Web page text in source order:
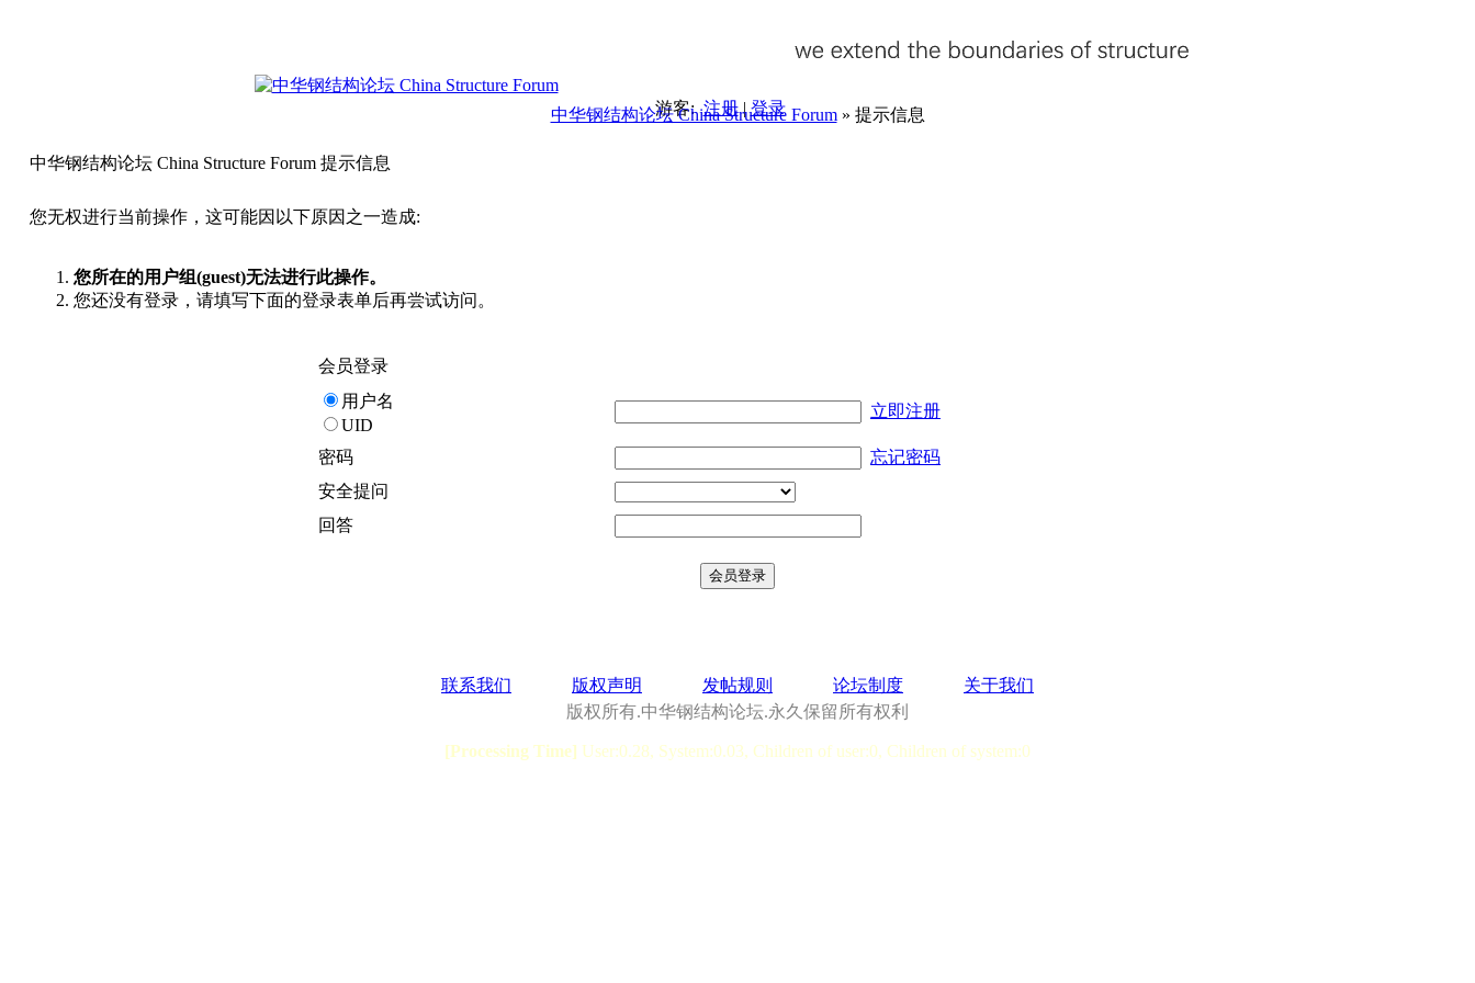
游客:注册|登录
中华钢结构论坛 China Structure Forum» 提示信息
中华钢结构论坛 China Structure Forum 提示信息
您无权进行当前操作，这可能因以下原因之一造成:
您所在的用户组(guest)无法进行此操作。
您还没有登录，请填写下面的登录表单后再尝试访问。
会员登录
用户名
UID
立即注册
密码
忘记密码
安全提问
回答
联系我们 版权声明 发帖规则 论坛制度
关于我们
版权所有.中华钢结构论坛.永久保留所有权利
[Processing Time] User:0.28, System:0.03, Children of user:0, Children of system:0